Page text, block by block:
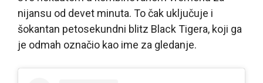
nijansu od devet minuta. To čak uključuje i
šokantan petosekundni blitz Black Tigera, koji ga
je odmah označio kao ime za gledanje.